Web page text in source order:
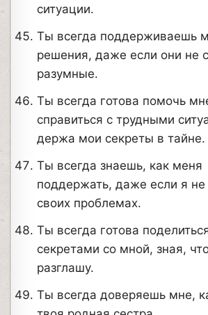
ситуации.
Ты всегда поддерживаешь
решения, даже если они не
разумные.
Ты всегда готова помочь
справиться с трудными
держа мои секреты в тайне.
Ты всегда знаешь, как меня
поддержать, даже если я
своих проблемах.
Ты всегда готова
секретами со мной, зная,
разглашу.
Ты всегда доверяешь мне,